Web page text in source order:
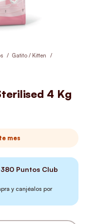
Gatito / Kitten
4 Kg
era: $37.990.
mes
Puntos Club
y canjéalos por